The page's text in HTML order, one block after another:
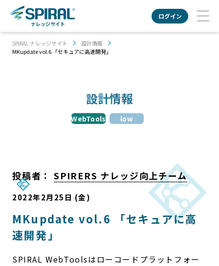
ナレッジサイト
ログイン
SPIRAL ナレッジサイト
設計情報
MKupdate vol.6 「セキュアに高速開発」
設計情報
WebTools low
投稿者： SPIRERS ナレッジ向上チーム
2022年2月25日 (金)
MKupdate vol.6 「セキュアに高
速開発」
SPIRAL WebToolsはローコードプラットフォー